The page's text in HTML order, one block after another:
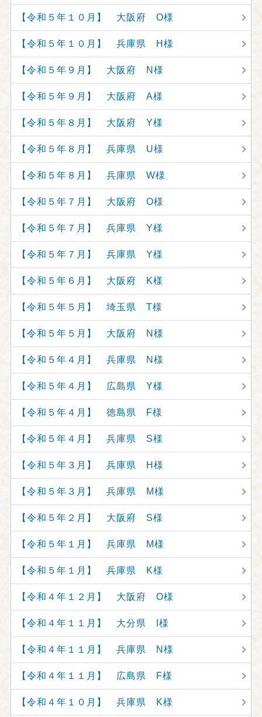
【令和５年１０月】 大阪府 O様
【令和５年１０月】 兵庫県 H様
【令和５年９月】 大阪府 N様
【令和５年９月】 大阪府 A様
【令和５年８月】 大阪府 Y様
【令和５年８月】 兵庫県 U様
【令和５年８月】 兵庫県 W様
【令和５年７月】 大阪府 O様
【令和５年７月】 兵庫県 Y様
【令和５年７月】 兵庫県 Y様
【令和５年６月】 大阪府 K様
【令和５年５月】 埼玉県 T様
【令和５年５月】 大阪府 N様
【令和５年４月】 兵庫県 N様
【令和５年４月】 広島県 Y様
【令和５年４月】 徳島県 F様
【令和５年４月】 兵庫県 S様
【令和５年３月】 兵庫県 H様
【令和５年３月】 兵庫県 M様
【令和５年２月】 大阪府 S様
【令和５年１月】 兵庫県 M様
【令和５年１月】 兵庫県 K様
【令和４年１２月】 大阪府 O様
【令和４年１１月】 大分県 I様
【令和４年１１月】 兵庫県 N様
【令和４年１１月】 広島県 F様
【令和４年１０月】 兵庫県 K様